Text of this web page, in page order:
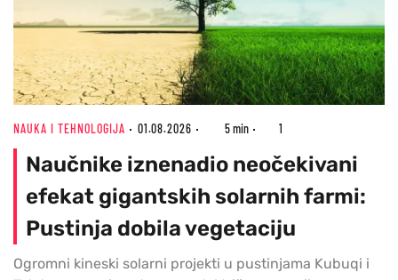
NAUKA I TEHNOLOGIJA 01.08.2026 5 min 1
Naučnike iznenadio neočekivani
efekat gigantskih solarnih farmi:
Pustinja dobila vegetaciju
Ogromni kineski solarni projekti u pustinjama Kubuqi i